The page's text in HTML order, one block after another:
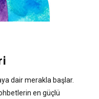
dair merakla başlar.
en güçlü